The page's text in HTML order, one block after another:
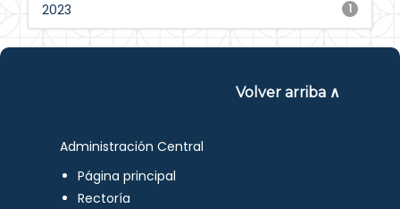
1
2023
Volver arriba ∧
Administración Central
Página principal
Rectoría